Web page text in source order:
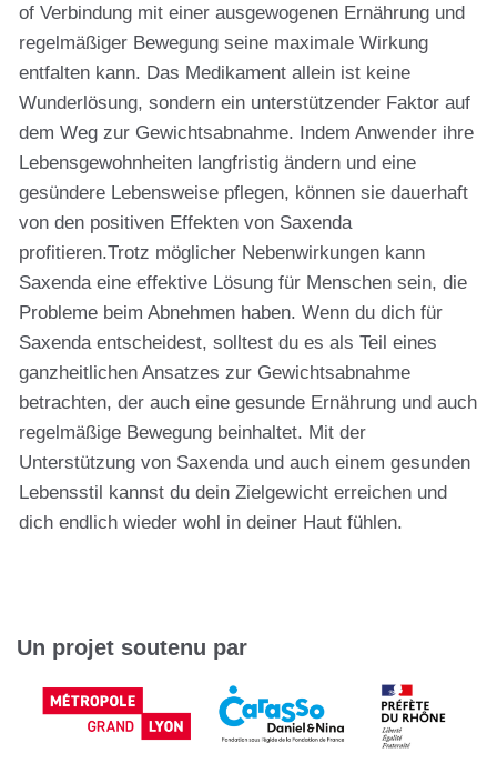
of Verbindung mit einer ausgewogenen Ernährung und
regelmäßiger Bewegung seine maximale Wirkung
entfalten kann. Das Medikament allein ist keine
Wunderlösung, sondern ein unterstützender Faktor auf
dem Weg zur Gewichtsabnahme. Indem Anwender ihre
Lebensgewohnheiten langfristig ändern und eine
gesündere Lebensweise pflegen, können sie dauerhaft
von den positiven Effekten von Saxenda
profitieren.Trotz möglicher Nebenwirkungen kann
Saxenda eine effektive Lösung für Menschen sein, die
Probleme beim Abnehmen haben. Wenn du dich für
Saxenda entscheidest, solltest du es als Teil eines
ganzheitlichen Ansatzes zur Gewichtsabnahme
betrachten, der auch eine gesunde Ernährung und auch
regelmäßige Bewegung beinhaltet. Mit der
Unterstützung von Saxenda und auch einem gesunden
Lebensstil kannst du dein Zielgewicht erreichen und
dich endlich wieder wohl in deiner Haut fühlen.
Un projet soutenu par